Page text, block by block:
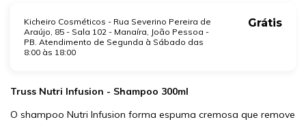
Kicheiro Cosméticos - Rua Severino Pereira de
Araújo, 85 - Sala 102 - Manaíra, João Pessoa -
PB. Atendimento de Segunda à Sábado das
8:00 às 18:00
Grátis
Truss Nutri Infusion - Shampoo 300ml
O shampoo Nutri Infusion forma espuma cremosa que remove